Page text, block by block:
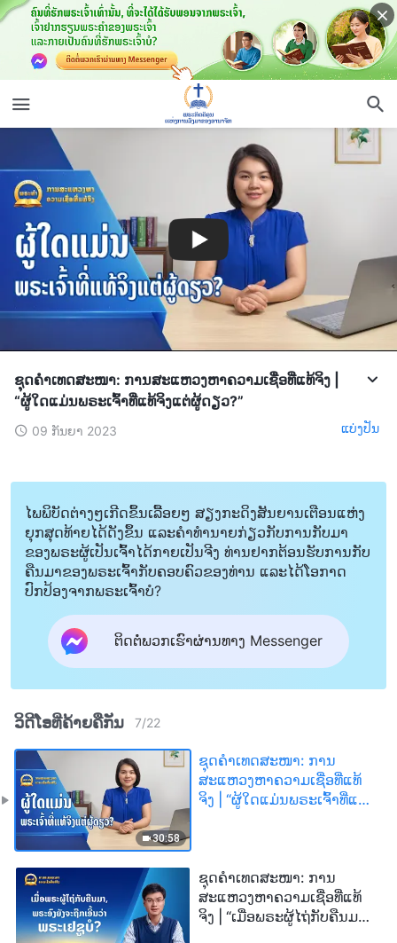
ຊຸດຄຳເທດສະໜາ: ການສະແຫວງຫາຄວາມເຊື່ອທີ່ແທ້ຈິງ |
“ຜູ້ໃດແມ່ນພຣະເຈົ້າທີ່ແທ້ຈິງແຕ່ຜູ້ດຽວ?”
09 ກັນຍາ 2023 ແບ່ງປັນ
ໄພພິບັດຕ່າງໆເກີດຂຶ້ນເລື້ອຍໆ ສຽງກະດິງສັນຍານເຕືອນແຫ່ງ
ຍຸກສຸດທ້າຍໄດ້ດັງຂຶ້ນ ແລະຄໍາທໍານາຍກ່ຽວກັບການກັບມາ
ຂອງພຣະຜູ້ເປັນເຈົ້າໄດ້ກາຍເປັນຈີງ ທ່ານຢາກຕ້ອນຮັບການກັບ
ຄືນມາຂອງພຣະເຈົ້າກັບຄອບຄົວຂອງທ່ານ ແລະໄດ້ໂອກາດ
ປົກປ້ອງຈາກພຣະເຈົ້າບໍ?
ຕິດຕໍ່ພວກເຮົາຜ່ານທາງ Messenger
ວິດີໂອທີ່ຄ້າຍຄືກັນ 7/22
30:58
ຊຸດຄຳເທດສະໜາ: ການ
ສະແຫວງຫາຄວາມເຊື່ອທີ່ແທ້
ຈິງ | “ຜູ້ໃດແມ່ນພຣະເຈົ້າທີ່ແທ້
ຊຸດຄຳເທດສະໜາ: ການ
ສະແຫວງຫາຄວາມເຊື່ອທີ່ແທ້
ຈິງ | “ເມື່ອພຣະຜູ້ໄຖ່ກັບຄືນມາ,